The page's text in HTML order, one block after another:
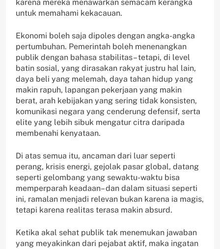
karena mereka menawarkan semacam kerangka
untuk memahami kekacauan.
Ekonomi boleh saja dipoles dengan angka-angka
pertumbuhan. Pemerintah boleh menenangkan
publik dengan bahasa stabilitas– tetapi, di level
batin sosial, yang dirasakan rakyat justru hal lain,
daya beli yang melemah, daya tahan hidup yang
makin rapuh, lapangan pekerjaan yang makin
berat, arah kebijakan yang sering tidak konsisten,
komunikasi negara yang cenderung defensif, serta
elite yang lebih sibuk mengatur citra daripada
membenahi kenyataan.
Di atas semua itu, ancaman dari luar seperti
perang, krisis energi, gejolak pasar global, datang
seperti gelombang yang sewaktu-waktu bisa
memperparah keadaan– dan dalam situasi seperti
ini, ramalan menjadi relevan bukan karena ia magis,
tetapi karena realitas terasa makin absurd.
Ketika akal sehat publik tak menemukan jawaban
yang meyakinkan dari pejabat aktif, maka ingatan